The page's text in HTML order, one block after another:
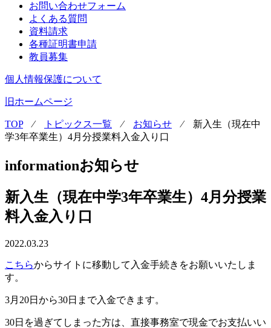
お問い合わせフォーム
よくある質問
資料請求
各種証明書申請
教員募集
個人情報保護について
旧ホームページ
TOP⁄ トピックス一覧 ⁄ お知らせ ⁄ 新入生（現在中
学3年卒業生）4月分授業料入金入り口
informationお知らせ
新入生（現在中学3年卒業生）4月分授業
料入金入り口
2022.03.23
こちらからサイトに移動して入金手続きをお願いいたしま
す。
3月20日から30日まで入金できます。
30日を過ぎてしまった方は、直接事務室で現金でお支払いい